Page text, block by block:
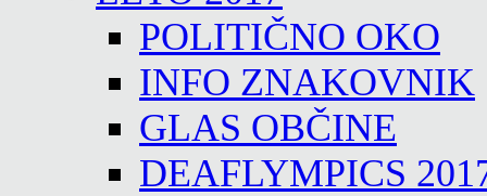
POLITIČNO OKO
INFO ZNAKOVNIK
GLAS OBČINE
DEAFLYMPICS